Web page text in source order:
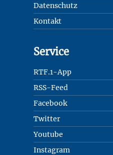
Datenschutz
Kontakt
Service
RTF.1-App
RSS-Feed
Facebook
Twitter
Youtube
Instagram